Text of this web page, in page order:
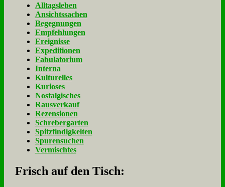
Alltagsleben
Ansichtssachen
Begegnungen
Empfehlungen
Ereignisse
Expeditionen
Fabulatorium
Interna
Kulturelles
Kurioses
Nostalgisches
Rausverkauf
Rezensionen
Schrebergarten
Spitzfindigkeiten
Spurensuchen
Vermischtes
Frisch auf den Tisch: